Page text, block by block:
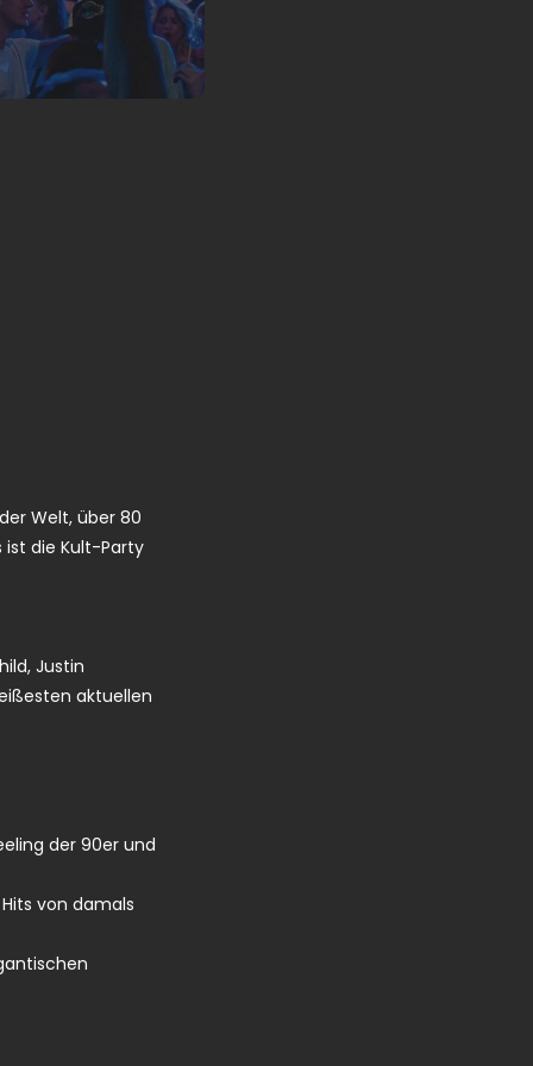
Welt, über 80
ist die Kult-Party
Justin
aktuellen
der 90er und
von damals